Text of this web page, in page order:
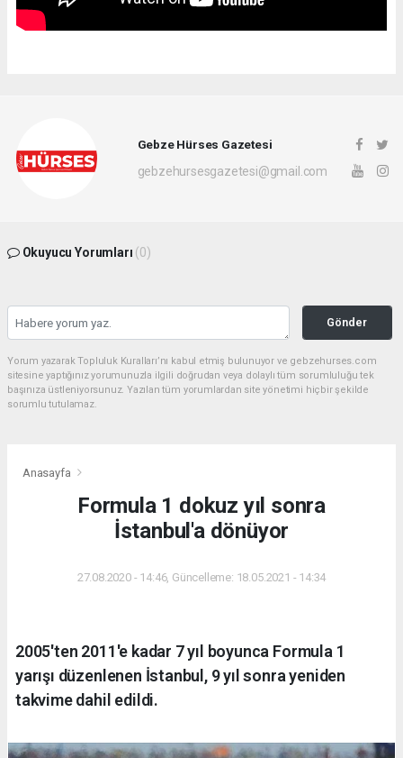
Gebze Hürses Gazetesi
gebzehursesgazetesi@gmail.com
Okuyucu Yorumları (0)
Gönder
Yorum yazarak Topluluk Kuralları’nı kabul etmiş bulunuyor ve gebzehurses.com
sitesine yaptığınız yorumunuzla ilgili doğrudan veya dolaylı tüm sorumluluğu tek
başınıza üstleniyorsunuz. Yazılan tüm yorumlardan site yönetimi hiçbir şekilde
sorumlu tutulamaz.
Anasayfa
Formula 1 dokuz yıl sonra
İstanbul'a dönüyor
27.08.2020 - 14:46, Güncelleme: 18.05.2021 - 14:34
2005'ten 2011'e kadar 7 yıl boyunca Formula 1
yarışı düzenlenen İstanbul, 9 yıl sonra yeniden
takvime dahil edildi.